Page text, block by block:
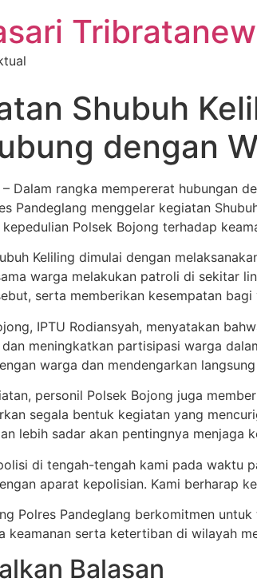
Shubuh
dengan
– Dalam rangka mempererat hubungan
Pandeglang menggelar kegiatan
Polsek Bojong terhadap
Keliling dimulai dengan
warga melakukan patroli di sekitar
serta memberikan kesempatan
IPTU Rodiansyah, menyatakan
meningkatkan partisipasi warga
warga dan mendengarkan
personil Polsek Bojong juga
segala bentuk kegiatan yang
lebih sadar akan pentingnya menjaga
di tengah-tengah kami pada waktu
aparat kepolisian. Kami berharap
Polres Pandeglang berkomitmen
keamanan serta ketertiban di wilayah
Balasan